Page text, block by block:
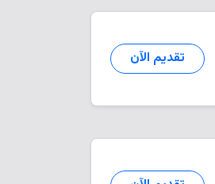
تقديم الآن